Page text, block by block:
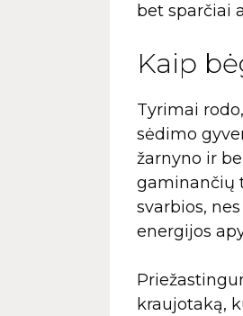
bet sparčiai
Kaip
Tyrimai
sėdimo
žarnyno ir
gaminančių
svarbios,
energijos
kraujotaką,